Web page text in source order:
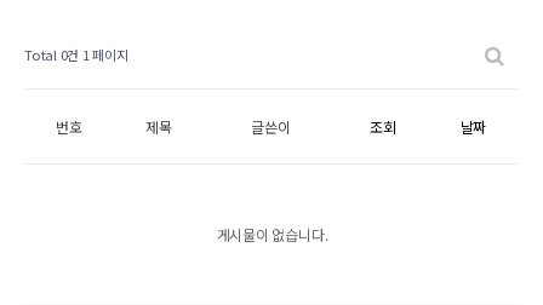
Total 0건 1 페이지
번호 제목 글쓴이 조회 날짜
게시물이 없습니다.